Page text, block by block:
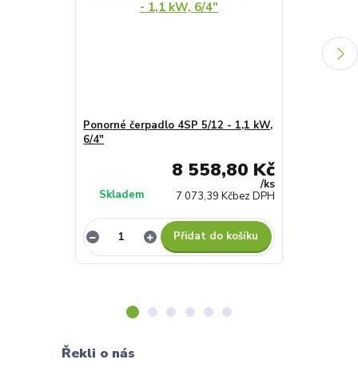
Ponorné čerpadlo 4SP 5/12 - 1,1 kW,
6/4"
8 558,80 Kč
/ks
7 073,39 Kčbez DPH
Skladem
Přidat do košíku
Řekli o nás